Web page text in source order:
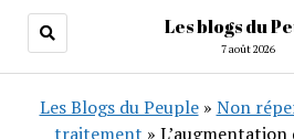
Les blogs du
7 août 2026
Les Blogs du Peuple» Non
traitement » L’augmentation